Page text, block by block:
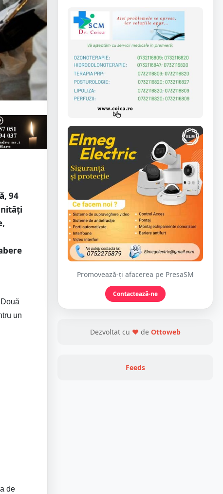
94
un
de
Promovează-ți afacerea pe PresaSM
Contactează-ne
Dezvoltat cu ❤ de Ottoweb
Feeds